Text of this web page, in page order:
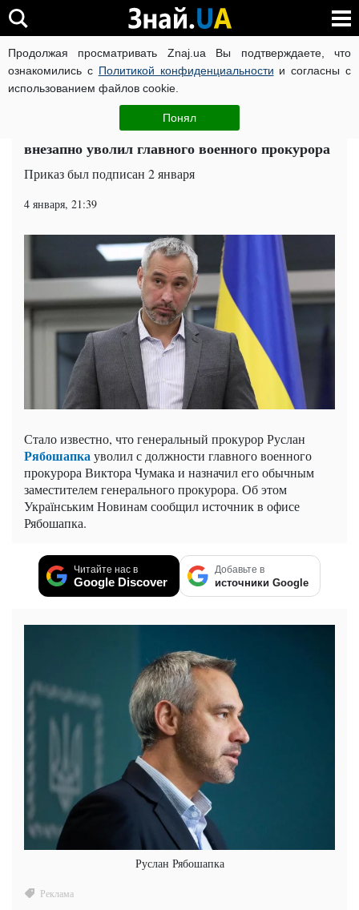
Продолжая просматривать Znaj.ua Вы подтверждаете, что
ознакомились с Политикой конфиденциальности и согласны с
использованием файлов cookie.
Понял
ВОЙНА РОССИИ ПРОТИВ УКРАИНЫ КОРОНАВИРУС В
Политика ЧИТАТИ УКРАЇНСЬКОЮ
Начал Новый год с зачистки: Рябошапка
внезапно уволил главного военного прокурора
Приказ был подписан 2 января
4 января, 21:39
Стало известно, что генеральный прокурор Руслан
Рябошапкауволил с должности главного военного
прокурора Виктора Чумака и назначил его обычным
заместителем генерального прокурора. Об этом
Українським Новинам сообщил источник в офисе
Рябошапка.
Читайте нас в
Google Discover
Добавьте в
источники Google
Руслан Рябошапка